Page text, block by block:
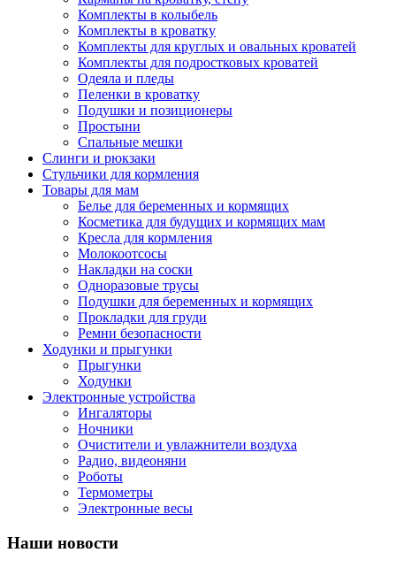
Комплекты в колыбель
Комплекты в кроватку
Комплекты для круглых и овальных кроватей
Комплекты для подростковых кроватей
Одеяла и пледы
Пеленки в кроватку
Подушки и позиционеры
Простыни
Спальные мешки
Слинги и рюкзаки
Стульчики для кормления
Товары для мам
Белье для беременных и кормящих
Косметика для будущих и кормящих мам
Кресла для кормления
Молокоотсосы
Накладки на соски
Одноразовые трусы
Подушки для беременных и кормящих
Прокладки для груди
Ремни безопасности
Ходунки и прыгунки
Прыгунки
Ходунки
Электронные устройства
Ингаляторы
Ночники
Очистители и увлажнители воздуха
Радио, видеоняни
Роботы
Термометры
Электронные весы
Наши новости